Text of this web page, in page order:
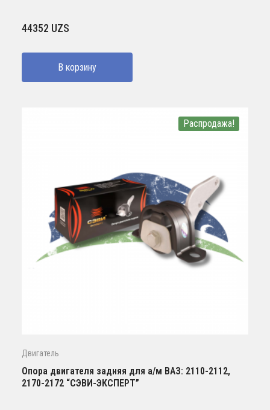
44352 UZS
В корзину
Распродажа!
Двигатель
Опора двигателя задняя для а/м ВАЗ: 2110-2112,
2170-2172 “СЭВИ-ЭКСПЕРТ”